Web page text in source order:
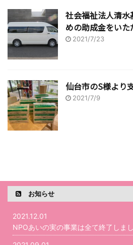
社会福祉法人清
めの助成金をいた
2021/7/23
仙台市のS様より
2021/7/9
お知らせ
2021.12.01
NPOあいの実の事業は全て終了しま